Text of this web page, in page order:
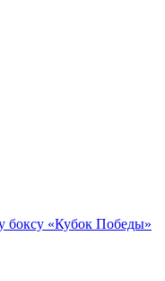
боксу «Кубок Победы»